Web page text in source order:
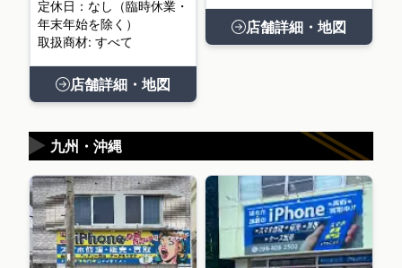
定休日：なし（臨時休業・
年末年始を除く）
取扱商材: すべて
店舗詳細・地図
店舗詳細・地図
九州・沖縄
▶